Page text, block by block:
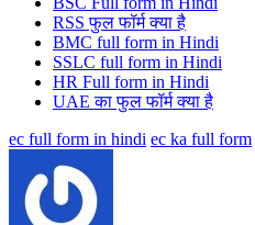
RSS फुल फॉर्म क्या है
BMC full form in Hindi
SSLC full form in Hindi
HR Full form in Hindi
UAE का फुल फॉर्म क्या है
ec full form in hindi ec ka full form